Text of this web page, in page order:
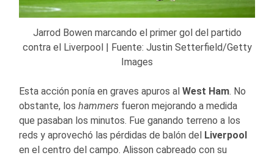
Jarrod Bowen marcando el primer gol del partido
contra el Liverpool | Fuente: Justin Setterfield/Getty
Images
Esta acción ponía en graves apuros al West Ham. No
obstante, los hammers fueron mejorando a medida
que pasaban los minutos. Fue ganando terreno a los
reds y aprovechó las pérdidas de balón del
Liverpool
en el centro del campo. Alisson cabreado con su